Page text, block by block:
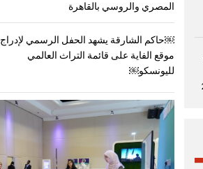
المصري والروسي بالقاهرة
￼حاكم الشارقة يشهد الحفل الرسمي لإدراج
موقع الفاية على قائمة التراث العالمي
لليونسكو￼